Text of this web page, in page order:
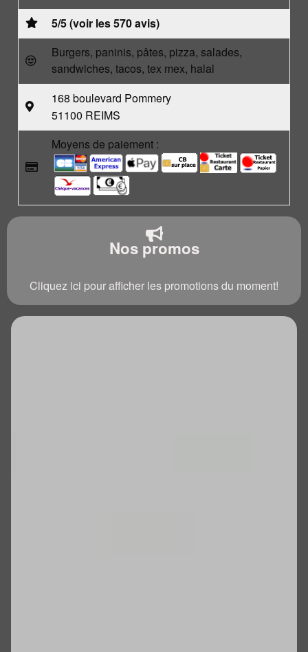
5/5 (voir les 570 avis)
Burgers, paninis, pâtes, pizza, salades,
sandwiches, tacos, tex mex, halal
168 boulevard Pommery
51100 REIMS
Moyens de paiement :
Nos promos
Cliquez ici pour afficher les promotions du moment!